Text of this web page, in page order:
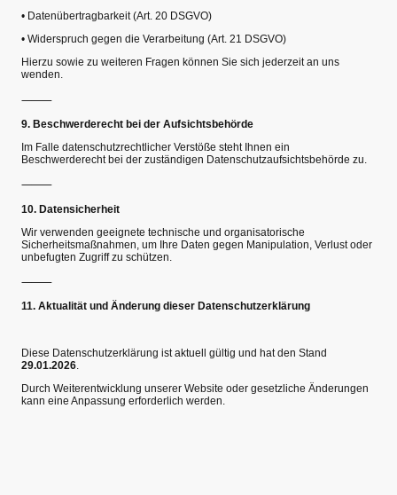
• Datenübertragbarkeit (Art. 20 DSGVO)
• Widerspruch gegen die Verarbeitung (Art. 21 DSGVO)
Hierzu sowie zu weiteren Fragen können Sie sich jederzeit an uns
wenden.
⸻
9. Beschwerderecht bei der Aufsichtsbehörde
Im Falle datenschutzrechtlicher Verstöße steht Ihnen ein
Beschwerderecht bei der zuständigen Datenschutzaufsichtsbehörde zu.
⸻
10. Datensicherheit
Wir verwenden geeignete technische und organisatorische
Sicherheitsmaßnahmen, um Ihre Daten gegen Manipulation, Verlust oder
unbefugten Zugriff zu schützen.
⸻
11. Aktualität und Änderung dieser Datenschutzerklärung
Diese Datenschutzerklärung ist aktuell gültig und hat den Stand
29.01.2026
Durch Weiterentwicklung unserer Website oder gesetzliche Änderungen
kann eine Anpassung erforderlich werden.